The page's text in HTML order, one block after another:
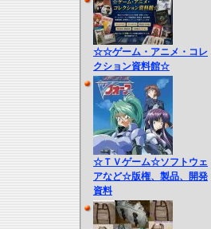
☆☆ゲーム・アニメ・コレ
クション資料館☆
☆ＴＶゲーム☆ソフトウェ
アなど☆版権、製品、開発
資料